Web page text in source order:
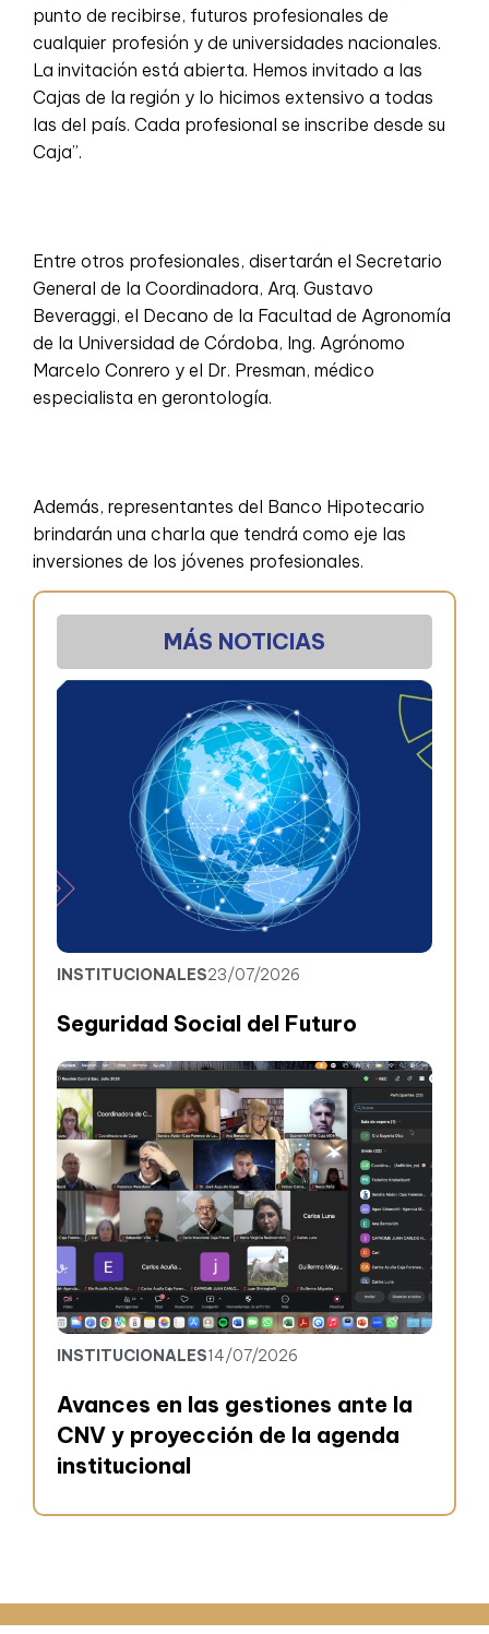
punto de recibirse, futuros profesionales de
cualquier profesión y de universidades nacionales.
La invitación está abierta. Hemos invitado a las
Cajas de la región y lo hicimos extensivo a todas
las del país. Cada profesional se inscribe desde su
Caja”.
Entre otros profesionales, disertarán el Secretario
General de la Coordinadora, Arq. Gustavo
Beveraggi, el Decano de la Facultad de Agronomía
de la Universidad de Córdoba, Ing. Agrónomo
Marcelo Conrero y el Dr. Presman, médico
especialista en gerontología.
Además, representantes del Banco Hipotecario
brindarán una charla que tendrá como eje las
inversiones de los jóvenes profesionales.
MÁS NOTICIAS
INSTITUCIONALES23/07/2026
Seguridad Social del Futuro
INSTITUCIONALES14/07/2026
Avances en las gestiones ante la
CNV y proyección de la agenda
institucional